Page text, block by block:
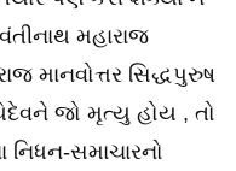
મહારાજ
માનવોત્તર સિદ્ધપુરુષ
જો મૃત્યુ હોય , તો
સમાચારનો